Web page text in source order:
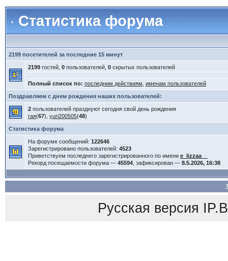
Статистика форума
2199 посетителей за последние 15 минут
2199гостей, 0пользователей, 0скрытых пользователей
Полный список по: последним действиям именам пользователей
Поздравляем с днем рождения наших пользователей:
2пользователей празднуют сегодня свой день рождения
гая(67), yuri200505(48)
Статистика форума
На форуме сообщений: 122646
Зарегистрировано пользователей: 4523
Приветствуем последнего зарегистрированного по имени e_lizzaa__
Рекорд посещаемости форума — 45594, зафиксирован — 8.5.2026, 16:38
Русская версия